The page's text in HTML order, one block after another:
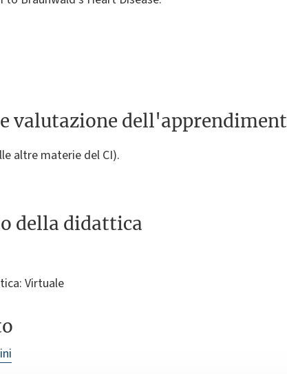
valutazione
altre materie del CI).
della didattica
Virtuale